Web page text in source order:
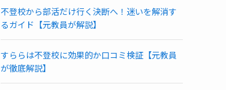
不登校から部活だけ行く決断へ！迷いを解消す
るガイド【元教員が解説】
すららは不登校に効果的か口コミ検証【元教員
が徹底解説】